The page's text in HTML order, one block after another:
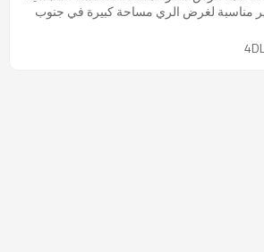
مناسبة لغرض الري مساحة كبيرة في جنوب